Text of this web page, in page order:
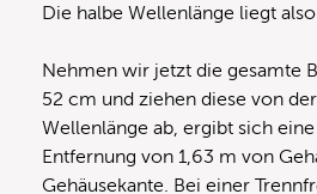
Die halbe Wellenlänge liegt also
Nehmen wir jetzt die gesamte
52 cm und ziehen diese von
Wellenlänge ab, ergibt sich
Entfernung von 1,63 m von
Gehäusekante. Bei einer